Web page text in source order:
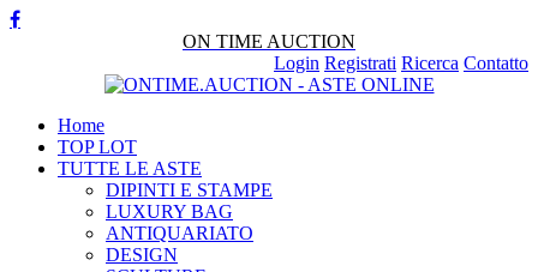
ON TIME AUCTION
Login Registrati Ricerca Contatto
Home
TOP LOT
TUTTE LE ASTE
DIPINTI E STAMPE
LUXURY BAG
ANTIQUARIATO
DESIGN